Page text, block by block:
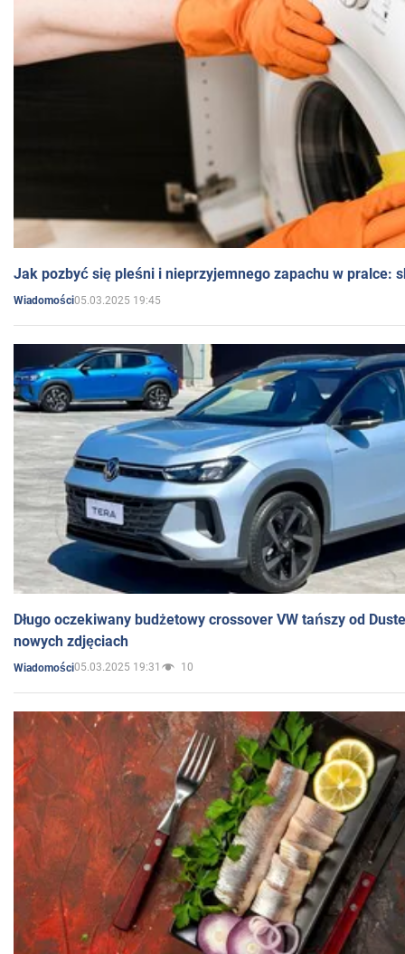
Jak pozbyć się pleśni i nieprzyjemnego zapachu w pralce:
Wiadomości05.03.2025 19:45
Długo oczekiwany budżetowy crossover VW tańszy od
nowych zdjęciach
Wiadomości05.03.2025 19:31 10